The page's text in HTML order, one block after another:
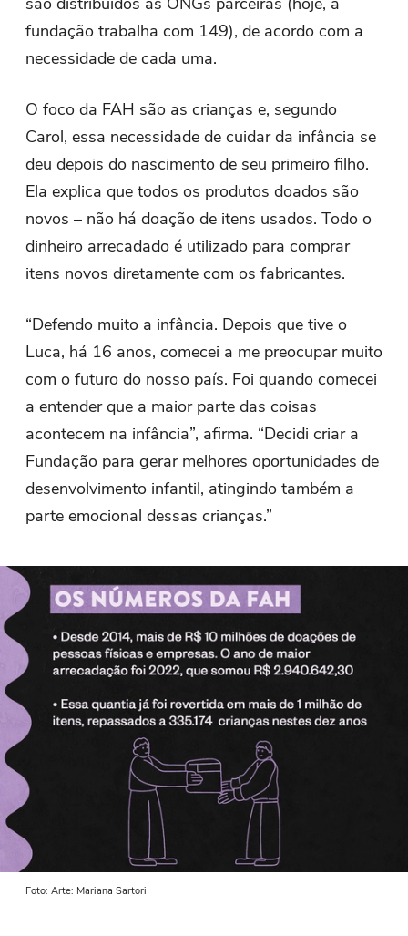
fundação trabalha com 149), de acordo com a
necessidade de cada uma.
O foco da FAH são as crianças e, segundo
Carol, essa necessidade de cuidar da infância se
deu depois do nascimento de seu primeiro filho.
Ela explica que todos os produtos doados são
novos – não há doação de itens usados. Todo o
dinheiro arrecadado é utilizado para comprar
itens novos diretamente com os fabricantes.
“Defendo muito a infância. Depois que tive o
Luca, há 16 anos, comecei a me preocupar muito
com o futuro do nosso país. Foi quando comecei
a entender que a maior parte das coisas
acontecem na infância”, afirma. “Decidi criar a
Fundação para gerar melhores oportunidades de
desenvolvimento infantil, atingindo também a
parte emocional dessas crianças.”
Foto: Arte: Mariana Sartori